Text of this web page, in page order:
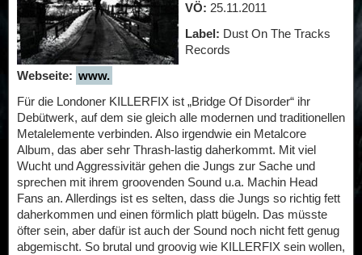
VÖ: 25.11.2011
Label: Dust On The Tracks
Records
Webseite: www.
Für die Londoner KILLERFIX ist „Bridge Of Disorder“ ihr
Debütwerk, auf dem sie gleich alle modernen und traditionellen
Metalelemente verbinden. Also irgendwie ein Metalcore
Album, das aber sehr Thrash-lastig daherkommt. Mit viel
Wucht und Aggressivitär gehen die Jungs zur Sache und
sprechen mit ihrem groovenden Sound u.a. Machin Head
Fans an. Allerdings ist es selten, dass die Jungs so richtig fett
daherkommen und einen förmlich platt bügeln. Das müsste
öfter sein, aber dafür ist auch der Sound noch nicht fett genug
abgemischt. So brutal und groovig wie KILLERFIX sein wollen,